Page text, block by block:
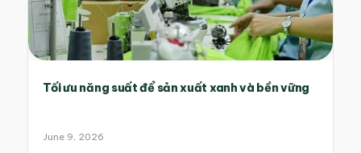
Tối ưu năng suất để sản xuất xanh và bền vững
June 9, 2026